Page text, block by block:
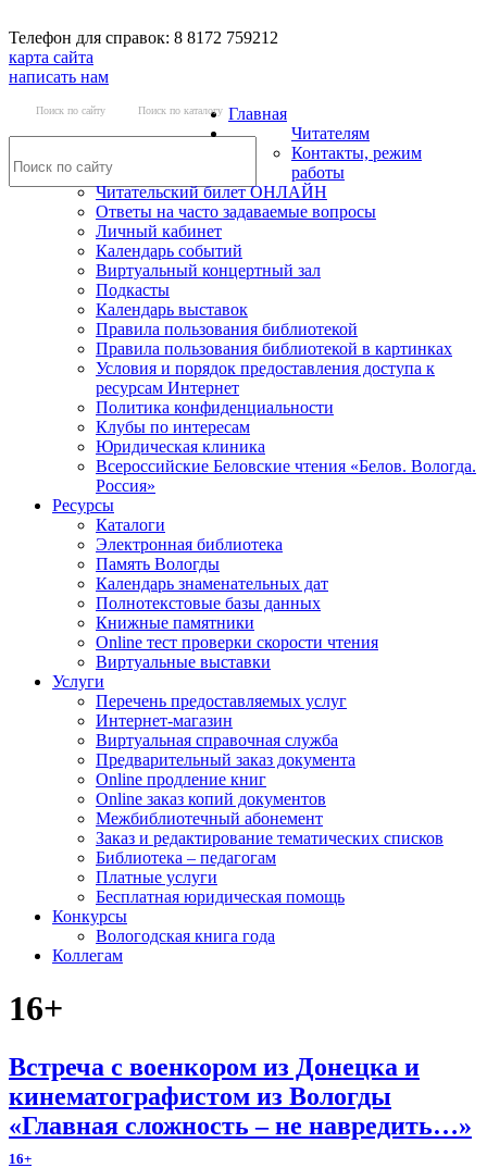
Телефон для справок: 8 8172 759212
карта сайта
написать нам
Поиск по сайту Поиск по каталогу Главная
Читателям
Контакты, режим
работы
Читательский билет ОНЛАЙН
Ответы на часто задаваемые вопросы
Личный кабинет
Календарь событий
Виртуальный концертный зал
Подкасты
Календарь выставок
Правила пользования библиотекой
Правила пользования библиотекой в картинках
Условия и порядок предоставления доступа к
ресурсам Интернет
Политика конфиденциальности
Клубы по интересам
Юридическая клиника
Всероссийские Беловские чтения «Белов. Вологда.
Россия»
Ресурсы
Каталоги
Электронная библиотека
Память Вологды
Календарь знаменательных дат
Полнотекстовые базы данных
Книжные памятники
Online тест проверки скорости чтения
Виртуальные выставки
Услуги
Перечень предоставляемых услуг
Интернет-магазин
Виртуальная справочная служба
Предварительный заказ документа
Online продление книг
Online заказ копий документов
Межбиблиотечный абонемент
Заказ и редактирование тематических списков
Библиотека – педагогам
Платные услуги
Бесплатная юридическая помощь
Конкурсы
Вологодская книга года
Коллегам
16+
Встреча с военкором из Донецка и
кинематографистом из Вологды
«Главная сложность – не навредить…»
16+